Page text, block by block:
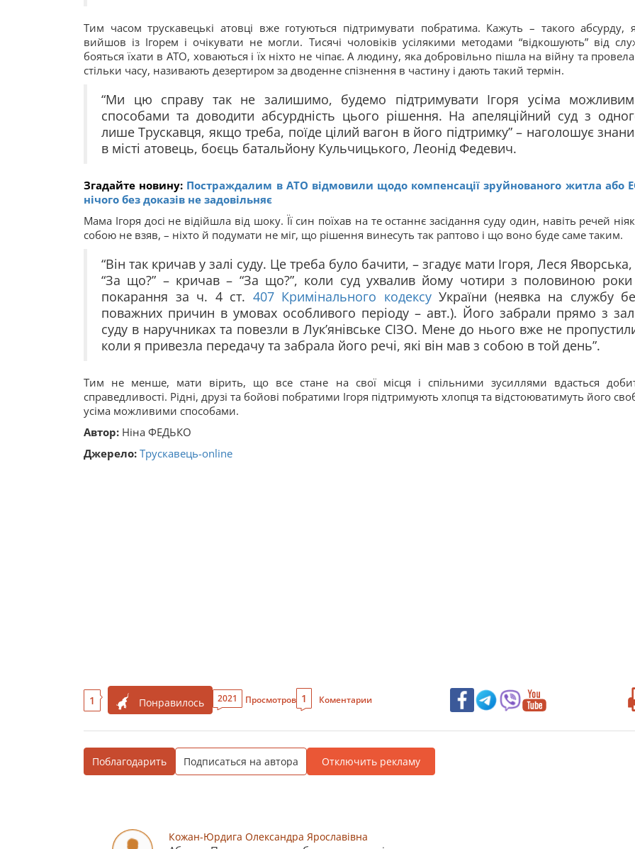
Тим часом трускавецькі атовці вже готуються підтримувати побратима. Кажуть – такого абсурду,
вийшов із Ігорем і очікувати не могли. Тисячі чоловіків усілякими методами “відкошують” від
бояться їхати в АТО, ховаються і їх ніхто не чіпає. А людину, яка добровільно пішла на війну та
стільки часу, називають дезертиром за дводенне спізнення в частину і дають такий термін.
“Ми цю справу так не залишимо, будемо підтримувати Ігоря усіма
способами та доводити абсурдність цього рішення. На апеляційний суд з
лише Трускавця, якщо треба, поїде цілий вагон в його підтримку” – наголошує
в місті атовець, боєць батальйону Кульчицького, Леонід Федевич.
Згадайте новину: Постраждалим в АТО відмовили щодо компенсації зруйнованого житла або
нічого без доказів не задовільняє
Мама Ігоря досі не відійшла від шоку. Її син поїхав на те останнє засідання суду один, навіть речей
собою не взяв, – ніхто й подумати не міг, що рішення винесуть так раптово і що воно буде саме таким.
“Він так кричав у залі суду. Це треба було бачити, – згадує мати Ігоря, Леся Яворська,
“За що?” – кричав – “За що?”, коли суд ухвалив йому чотири з половиною
покарання за ч. 4 ст. 407 Кримінального кодексуУкраїни (неявка на службу
поважних причин в умовах особливого періоду – авт.). Його забрали прямо з
суду в наручниках та повезли в Лук’янівське СІЗО. Мене до нього вже не
коли я привезла передачу та забрала його речі, які він мав з собою в той день”.
Тим не менше, мати вірить, що все стане на свої місця і спільними зусиллями вдасться
справедливості. Рідні, друзі та бойові побратими Ігоря підтримують хлопця та відстоюватимуть його
усіма можливими способами.
Автор: Ніна ФЕДЬКО
Джерело: Трускавець-online
1 Понравилось 2021 Просмотров 1 Коментарии
Поблагодарить Подписаться на автора Отключить рекламу
Кожан-Юрдига Олександра Ярославівна